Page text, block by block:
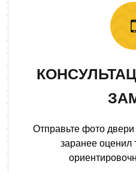
Отправьте фото
заранее оценил